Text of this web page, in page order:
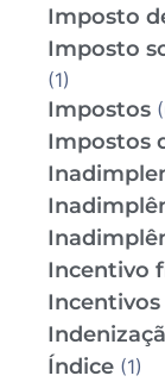
Imposto
Imposto
(1)
Impostos
Impostos
Incentivo
Incentivos
Índice (1)